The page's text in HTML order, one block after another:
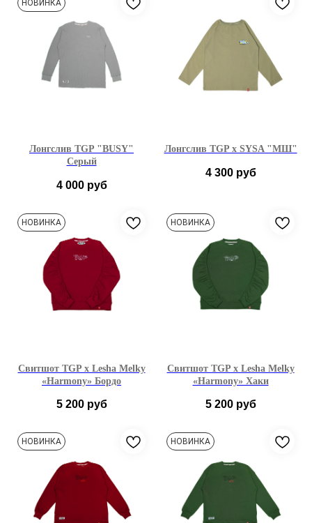
НОВИНКА
Лонгслив TGP "BUSY"
Серый
4 000 руб
S
Лонгслив TGP x SYSA "МШ"
4 300 руб
XS
XL
НОВИНКА
Свитшот TGP x Lesha Melky
«Harmony» Бордо
5 200 руб
M
НОВИНКА
Свитшот TGP x Lesha Melky
«Harmony» Хаки
5 200 руб
M
НОВИНКА НОВИНКА